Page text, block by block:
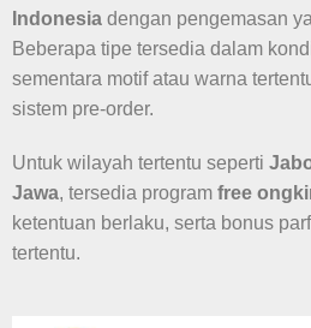
Indonesia dengan pengemasan
Beberapa tipe tersedia dalam
sementara motif atau warna
sistem pre-order.
Untuk wilayah tertentu seperti
Jawa, tersedia program free
ketentuan berlaku, serta bonus
tertentu.